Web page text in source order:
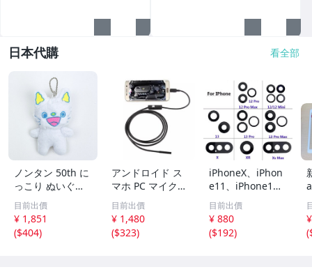
日本代購 看全部
ノンタン 50th に
っこり ぬいぐる
みキーホルダー
目前出價
¥ 1,851
($404)
アンドロイド ス
マホ PC マイクロ
スコープ USB接
続 LED 内視鏡 ス
ネークカメラ 防
水 管理G2
目前出價
¥ 1,480
($323)
iPhoneX、iPhon
e11、iPhone1
2、iPhone13 シ
リーズ 専用カメ
ラレンズ 背面カ
メラ 新品未使用
目前出價
¥ 880
($192)
(